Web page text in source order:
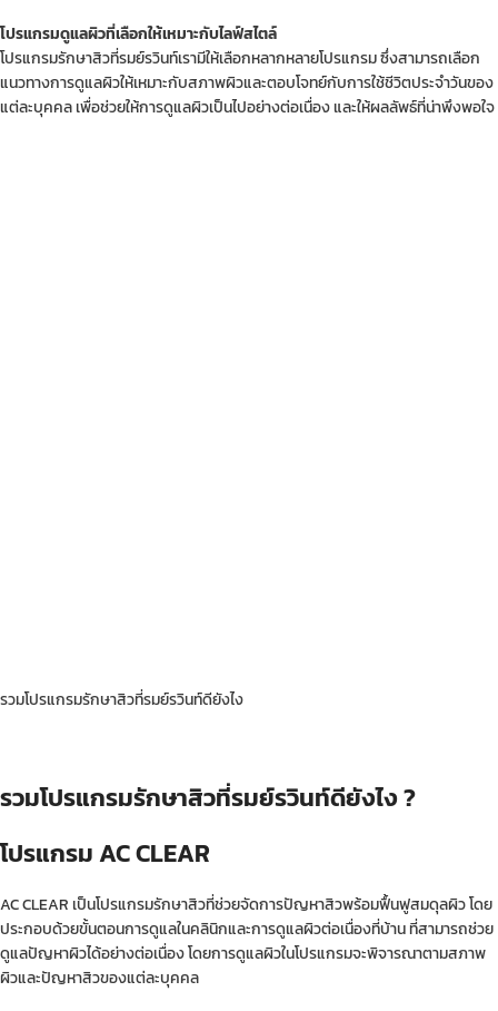
โปรแกรมดูแลผิวที่เลือกให้เหมาะกับไลฟ์สไตล์
โปรแกรมรักษาสิวที่รมย์รวินท์เรามีให้เลือกหลากหลายโปรแกรม ซึ่งสามารถเลือก
แนวทางการดูแลผิวให้เหมาะกับสภาพผิวและตอบโจทย์กับการใช้ชีวิตประจำวันของ
แต่ละบุคคล เพื่อช่วยให้การดูแลผิวเป็นไปอย่างต่อเนื่อง และให้ผลลัพธ์ที่น่าพึงพอใจ
รวมโปรแกรมรักษาสิวที่รมย์รวินท์ดียังไง
รวมโปรแกรมรักษาสิวที่รมย์รวินท์ดียังไง ?
โปรแกรม AC CLEAR
AC CLEAR เป็นโปรแกรมรักษาสิวที่ช่วยจัดการปัญหาสิวพร้อมฟื้นฟูสมดุลผิว โดย
ประกอบด้วยขั้นตอนการดูแลในคลินิกและการดูแลผิวต่อเนื่องที่บ้าน ที่สามารถช่วย
ดูแลปัญหาผิวได้อย่างต่อเนื่อง โดยการดูแลผิวในโปรแกรมจะพิจารณาตามสภาพ
ผิวและปัญหาสิวของแต่ละบุคคล